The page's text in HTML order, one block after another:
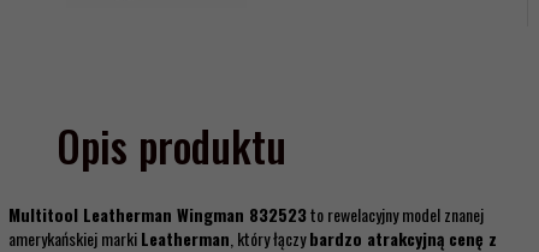
Opis produktu
Multitool Leatherman Wingman 832523to rewelacyjny model znanej
amerykańskiej markiLeatherman , który łączybardzo atrakcyjną cenę z